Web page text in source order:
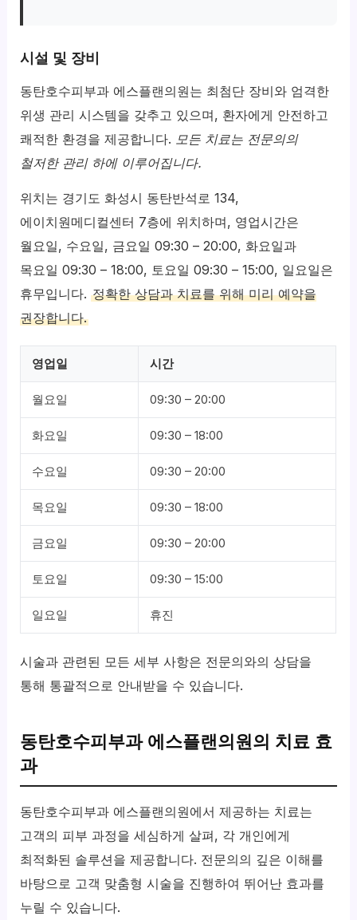
시설 및 장비
동탄호수피부과 에스플랜의원는 최첨단 장비와 엄격한
위생 관리 시스템을 갖추고 있으며, 환자에게 안전하고
쾌적한 환경을 제공합니다. 모든 치료는 전문의의
철저한 관리 하에 이루어집니다.
위치는 경기도 화성시 동탄반석로 134,
에이치원메디컬센터 7층에 위치하며, 영업시간은
월요일, 수요일, 금요일 09:30 – 20:00, 화요일과
목요일 09:30 – 18:00, 토요일 09:30 – 15:00, 일요일은
휴무입니다.정확한 상담과 치료를 위해 미리 예약을
권장합니다.
영업일 시간
월요일 09:30 – 20:00
화요일 09:30 – 18:00
수요일 09:30 – 20:00
목요일 09:30 – 18:00
금요일 09:30 – 20:00
토요일 09:30 – 15:00
일요일 휴진
시술과 관련된 모든 세부 사항은 전문의와의 상담을
통해 통괄적으로 안내받을 수 있습니다.
동탄호수피부과 에스플랜의원의 치료 효
과
동탄호수피부과 에스플랜의원에서 제공하는 치료는
고객의 피부 과정을 세심하게 살펴, 각 개인에게
최적화된 솔루션을 제공합니다. 전문의의 깊은 이해를
바탕으로 고객 맞춤형 시술을 진행하여 뛰어난 효과를
누릴 수 있습니다.